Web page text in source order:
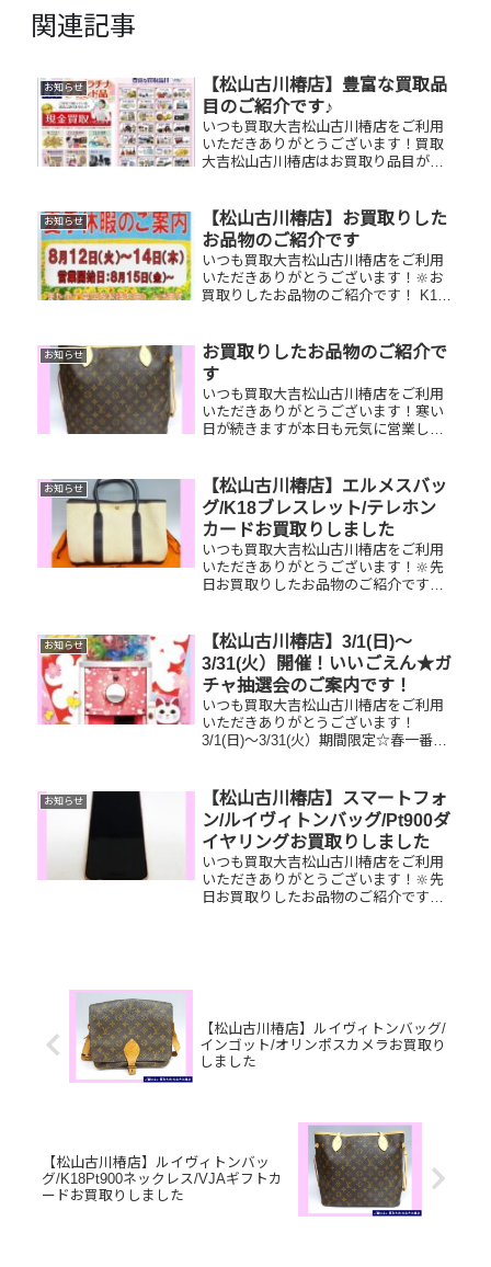
関連記事
お知らせ
【松山古川椿店】豊富な買取品
目のご紹介です♪
いつも買取大吉松山古川椿店をご利用
いただきありがとうございます！買取
大吉松山古川椿店はお買取り品目が豊
断られたものや、片手でお持ちいただ
けるものならお買取りできるお品が...
お知らせ
【松山古川椿店】お買取りした
お品物のご紹介です
いつも買取大吉松山古川椿店をご利用
いただきありがとうございます！🔆お
買取りしたお品物のご紹介です！ K18
いるお品物はございませんか？そのお
品物ぜひ！買取大吉松山古川椿店...
お知らせ
お買取りしたお品物のご紹介で
す
いつも買取大吉松山古川椿店をご利用
いただきありがとうございます！寒い
日が続きますが本日も元気に営業して
ざいませんか？ぜひお査定させてくだ
さい！🔆使用感があっても大丈夫！
ぜ...
お知らせ
【松山古川椿店】エルメスバッ
グ/K18ブレスレット/テレホン
カードお買取りしました
いつも買取大吉松山古川椿店をご利用
いただきありがとうございます！🔆先
日お買取りしたお品物のご紹介です。
いるお品物はございませんか？ぜひ買
取大吉松山古川椿店にお査定さ...
お知らせ
【松山古川椿店】3/1(日)～
3/31(火）開催！いいごえん★ガ
チャ抽選会のご案内です！
いつも買取大吉松山古川椿店をご利用
いただきありがとうございます！
3/1(日)～3/31(火）期間限定☆春一番・
中です！🥰11,500円以上ご成約のお客
様限定でご参加いただけ...
お知らせ
【松山古川椿店】スマートフォ
ン/ルイヴィトンバッグ/Pt900ダ
イヤリングお買取りしました
いつも買取大吉松山古川椿店をご利用
いただきありがとうございます！🔆先
日お買取りしたお品物のご紹介です。
【松山古川椿店】ルイヴィトンバッグ/
インゴット/オリンポスカメラお買取り
しました
【松山古川椿店】ルイヴィトンバッ
グ/K18Pt900ネックレス/VJAギフトカ
ードお買取りしました